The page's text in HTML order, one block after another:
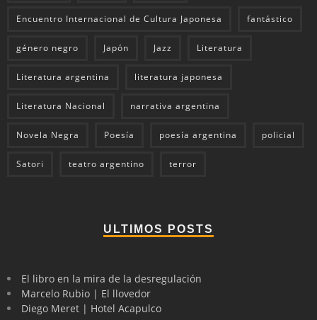
Encuentro Internacional de Cultura Japonesa fantástico
género negro Japón Jazz Literatura
Literatura argentina literatura japonesa
Literatura Nacional narrativa argentina
Novela Negra Poesía poesía argentina policial
Satori teatro argentino terror
ULTIMOS POSTS
El libro en la mira de la desregulación
Marcelo Rubio | El llovedor
Diego Meret | Hotel Acapulco